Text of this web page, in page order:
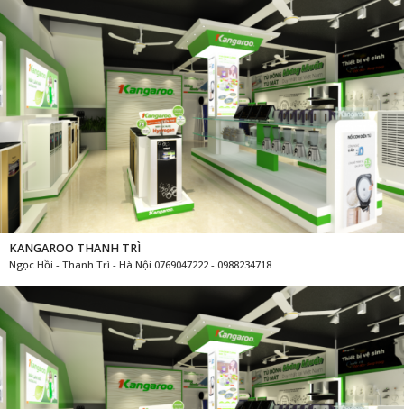
KANGAROO THANH TRÌ
Ngọc Hồi - Thanh Trì - Hà Nội 0769047222 - 0988234718